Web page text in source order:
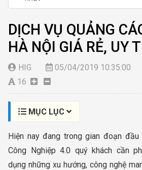
DỊCH VỤ QUẢNG
HÀ NỘI GIÁ RẺ, UY
HIG 05/04/2019 10:35:00
16
MỤC LỤC
Hiện nay đang trong gian đoạn
Công Nghiệp 4.0 quý khách cần
dụng những xu hướng, công nghệ